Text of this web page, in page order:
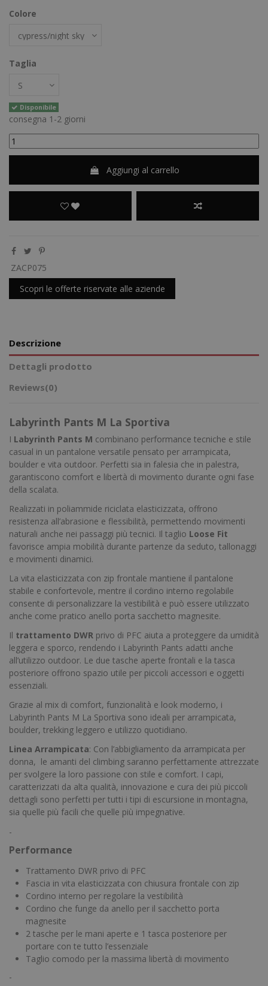
Colore
Taglia
Disponibile
consegna 1-2 giorni
Aggiungi al carrello
ZACP075
Scopri le offerte riservate alle aziende
Descrizione
Dettagli prodotto
Reviews(0)
Labyrinth Pants M La Sportiva
I Labyrinth Pants M combinano performance tecniche e stile
casual in un pantalone versatile pensato per arrampicata,
boulder e vita outdoor. Perfetti sia in falesia che in palestra,
garantiscono comfort e libertà di movimento durante ogni fase
della scalata.
Realizzati in poliammide riciclata elasticizzata, offrono
resistenza all’abrasione e flessibilità, permettendo movimenti
naturali anche nei passaggi più tecnici. Il taglio Loose Fit
favorisce ampia mobilità durante partenze da seduto, tallonaggi
e movimenti dinamici.
La vita elasticizzata con zip frontale mantiene il pantalone
stabile e confortevole, mentre il cordino interno regolabile
consente di personalizzare la vestibilità e può essere utilizzato
anche come pratico anello porta sacchetto magnesite.
Il trattamento DWR privo di PFC aiuta a proteggere da umidità
leggera e sporco, rendendo i Labyrinth Pants adatti anche
all’utilizzo outdoor. Le due tasche aperte frontali e la tasca
posteriore offrono spazio utile per piccoli accessori e oggetti
essenziali.
Grazie al mix di comfort, funzionalità e look moderno, i
Labyrinth Pants M La Sportiva sono ideali per arrampicata,
boulder, trekking leggero e utilizzo quotidiano.
Linea Arrampicata: Con l’abbigliamento da arrampicata per
donna, le amanti del climbing saranno perfettamente attrezzate
per svolgere la loro passione con stile e comfort. I capi,
caratterizzati da alta qualità, innovazione e cura dei più piccoli
dettagli sono perfetti per tutti i tipi di escursione in montagna,
sia quelle più facili che quelle più impegnative.
-
Performance
Trattamento DWR privo di PFC
Fascia in vita elasticizzata con chiusura frontale con zip
Cordino interno per regolare la vestibilità
Cordino che funge da anello per il sacchetto porta
magnesite
2 tasche per le mani aperte e 1 tasca posteriore per
portare con te tutto l’essenziale
Taglio comodo per la massima libertà di movimento
-